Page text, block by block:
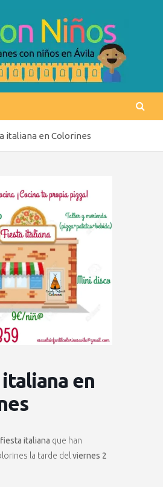
italiana en Colorines
en
fiesta italiana que han
la tarde del viernes 2